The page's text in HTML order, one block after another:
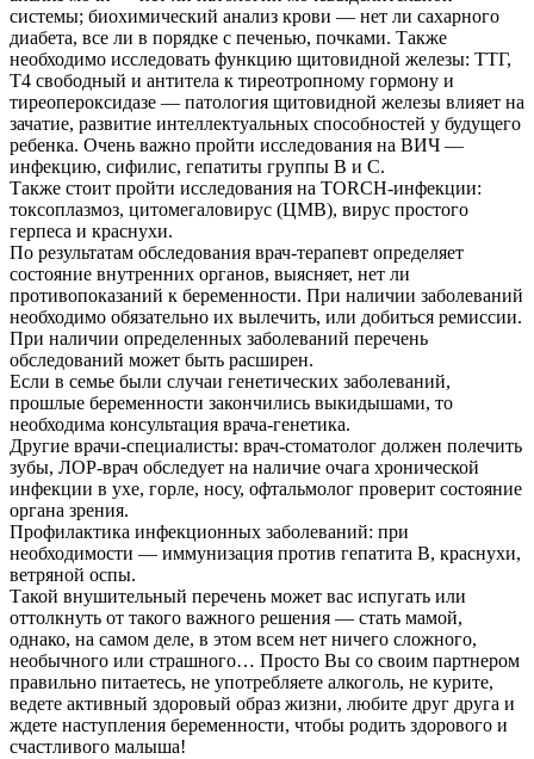
системы; биохимический анализ крови — нет ли сахарного
диабета, все ли в порядке с печенью, почками. Также
необходимо исследовать функцию щитовидной железы: ТТГ,
Т4 свободный и антитела к тиреотропному гормону и
тиреопероксидазе — патология щитовидной железы влияет на
зачатие, развитие интеллектуальных способностей у будущего
ребенка. Очень важно пройти исследования на ВИЧ —
инфекцию, сифилис, гепатиты группы В и С.
Также стоит пройти исследования на TORCH-инфекции:
токсоплазмоз, цитомегаловирус (ЦМВ), вирус простого
герпеса и краснухи.
По результатам обследования врач-терапевт определяет
состояние внутренних органов, выясняет, нет ли
противопоказаний к беременности. При наличии заболеваний
необходимо обязательно их вылечить, или добиться ремиссии.
При наличии определенных заболеваний перечень
обследований может быть расширен.
Если в семье были случаи генетических заболеваний,
прошлые беременности закончились выкидышами, то
необходима консультация врача-генетика.
Другие врачи-специалисты: врач-стоматолог должен полечить
зубы, ЛОР-врач обследует на наличие очага хронической
инфекции в ухе, горле, носу, офтальмолог проверит состояние
органа зрения.
Профилактика инфекционных заболеваний: при
необходимости — иммунизация против гепатита В, краснухи,
ветряной оспы.
Такой внушительный перечень может вас испугать или
оттолкнуть от такого важного решения — стать мамой,
однако, на самом деле, в этом всем нет ничего сложного,
необычного или страшного… Просто Вы со своим партнером
правильно питаетесь, не употребляете алкоголь, не курите,
ведете активный здоровый образ жизни, любите друг друга и
ждете наступления беременности, чтобы родить здорового и
счастливого малыша!